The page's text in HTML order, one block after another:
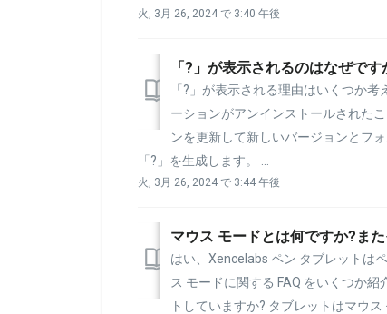
火, 3月 26, 2024 で 3:40 午後
「?」が表示されるのはなぜで
「?」が表示される理由はいくつか
ーションがアンインストールされた
ンを更新して新しいバージョンとフ
「?」を生成します。 ...
火, 3月 26, 2024 で 3:44 午後
マウス モードとは何ですか?ま
はい、Xencelabs ペン タブレットは
ス モードに関する FAQ をいくつか
トしていますか? タブレットはマウス